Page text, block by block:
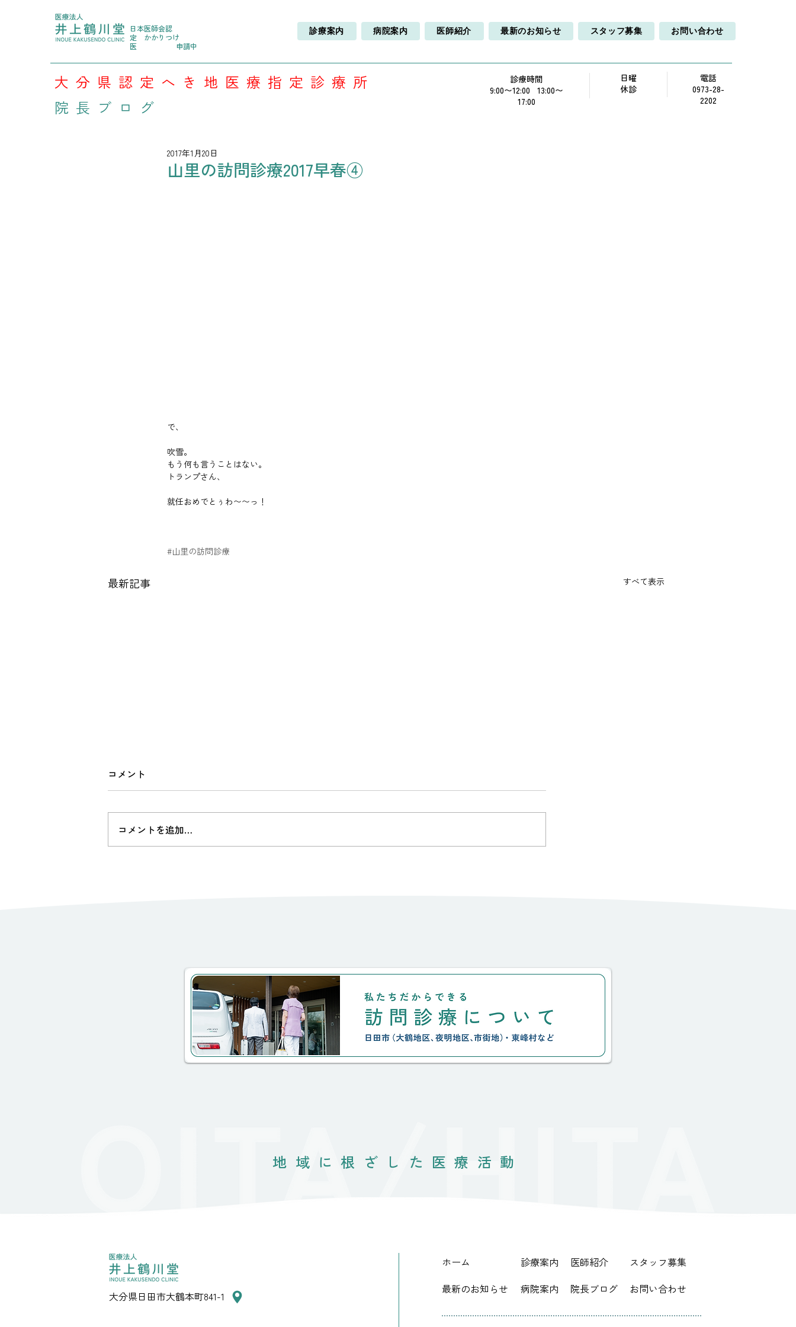
日本医師会認
定 かかりつけ
医
申請中
診療案内 病院案内 医師紹介 最新のお知らせ スタッフ募集 お問い合わせ
大分県認定へき地医療指定診療所
院長ブログ
診療時間
9:00〜12:00 13:00〜
17:00
日曜
休診
電話
0973-28-
2202
山里の訪問診療2017早春④
2017年1月20日
で、
吹雪。
もう何も言うことはない。
トランプさん、
就任おめでとぅわ〜〜っ！
#山里の訪問診療
最新記事 すべて表示
山里の訪問診療
https://youtu.be/Ala0NhST7Qg?
si=VNkJlcOxqhbLxefN
6/3、最後の訪問診療。 へき地独
り暮らしには、辛い現実がのしか
私達の微力に加え、住み慣れた家
と
コメント
コメントを追加…
地域に根ざした医療活動
大分県日田市大鶴本町841-1
ホーム
最新のお知らせ
診療案内 医師紹介
スタッフ募集
病院案内
院長ブログ お問い合わせ